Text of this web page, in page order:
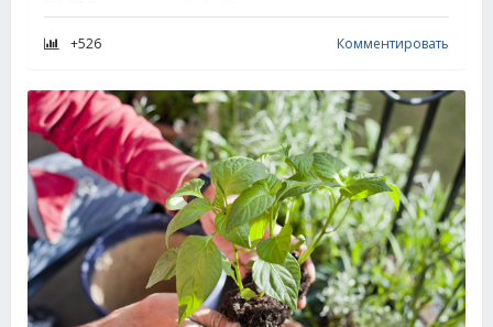
+526 Комментировать